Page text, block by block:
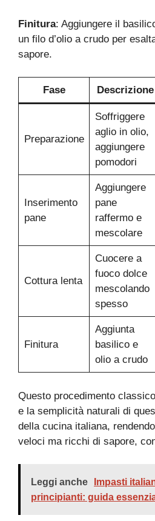
Finitura: Aggiungere il
un filo d’olio a crudo per
sapore.
Fase Descrizione
Preparazione
Soffriggere
aglio in olio,
aggiungere
pomodori
Inserimento
pane
Aggiungere
pane
raffermo e
mescolare
Cottura lenta
Cuocere a
fuoco dolce
mescolando
spesso
Finitura
Aggiunta
basilico e
olio a crudo
Questo procedimento
e la semplicità naturali di
della cucina italiana,
veloci ma ricchi di sapore,
Leggi anche
Impasti
principianti: guida